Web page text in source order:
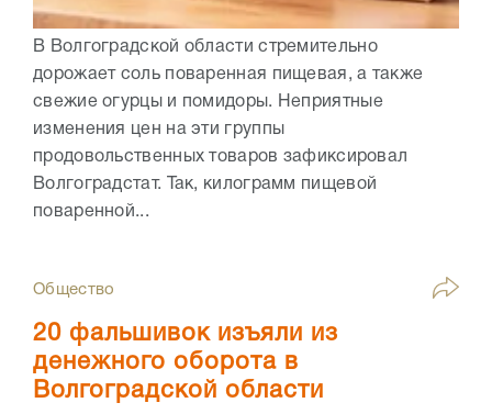
В Волгоградской области стремительно
дорожает соль поваренная пищевая, а также
свежие огурцы и помидоры. Неприятные
изменения цен на эти группы
продовольственных товаров зафиксировал
Волгоградстат. Так, килограмм пищевой
поваренной...
Общество
20 фальшивок изъяли из
денежного оборота в
Волгоградской области